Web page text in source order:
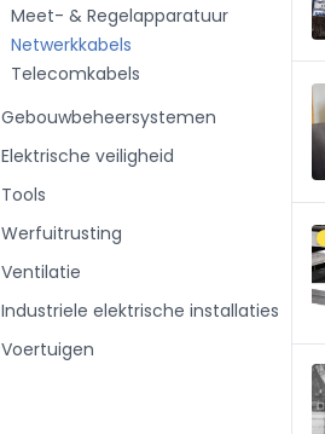
Meet- & Regelapparatuur
Netwerkkabels
Telecomkabels
Gebouwbeheersystemen
Elektrische veiligheid
Tools
Werfuitrusting
Ventilatie
Industriele elektrische installaties
Voertuigen